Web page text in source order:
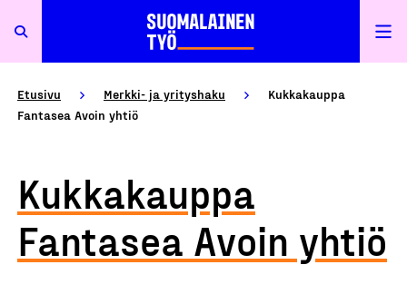
Etusivu Merkki- ja yrityshaku
Kukkakauppa
Fantasea Avoin yhtiö
Kukkakauppa
Fantasea Avoin yhtiö